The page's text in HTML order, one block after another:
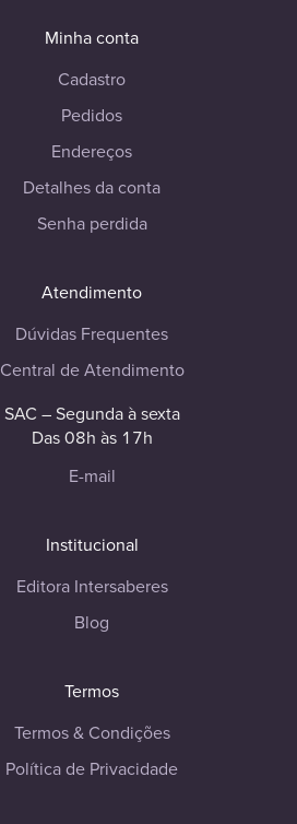
Minha conta
Cadastro
Pedidos
Endereços
Detalhes da conta
Senha perdida
Atendimento
Dúvidas Frequentes
Central de Atendimento
SAC – Segunda à sexta
Das 08h às 17h
E-mail
Institucional
Editora Intersaberes
Blog
Termos
Termos & Condições
Política de Privacidade